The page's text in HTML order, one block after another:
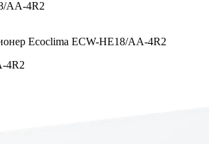
AA-4R2
Ecoclima ECW-HE18/AA-4R2
4R2